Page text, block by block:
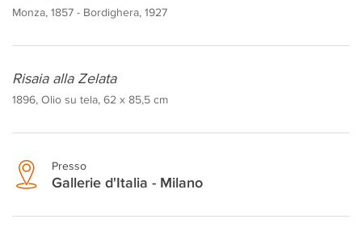
Monza, 1857 - Bordighera, 1927
Risaia alla Zelata
1896, Olio su tela, 62 x 85,5 cm
Presso
Gallerie d'Italia - Milano